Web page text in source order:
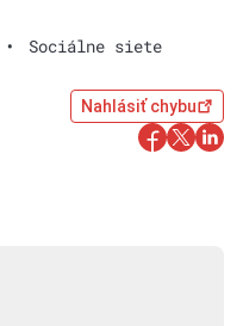
• Sociálne siete
Nahlásiť chybu